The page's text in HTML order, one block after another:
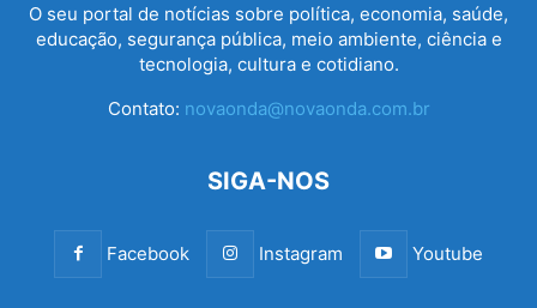
O seu portal de notícias sobre política, economia, saúde,
educação, segurança pública, meio ambiente, ciência e
tecnologia, cultura e cotidiano.
Contato: novaonda@novaonda.com.br
SIGA-NOS
Facebook Instagram Youtube